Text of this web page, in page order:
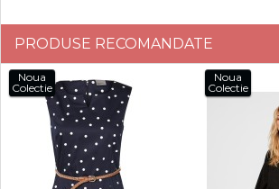
PRODUSE RECOMANDATE
Noua
Colectie
Noua
Colectie